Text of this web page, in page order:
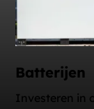
Batterijen
Investeren in